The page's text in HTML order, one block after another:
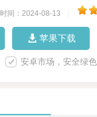
时间：2024-08-13
苹果下载
安卓市场，安全绿色